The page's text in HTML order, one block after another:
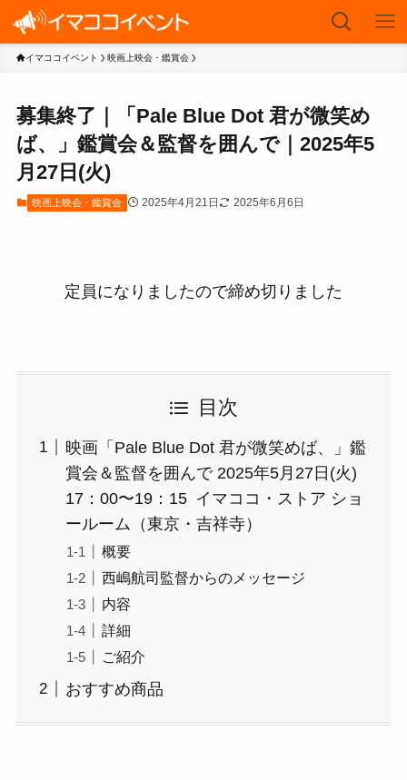
イマココイベント 映画上映会・鑑賞会
募集終了｜「Pale Blue Dot 君が微笑め
ば、」鑑賞会＆監督を囲んで｜2025年5
月27日(火)
映画上映会・鑑賞会 2025年4月21日 2025年6月6日
定員になりましたので締め切りました
目次
映画「Pale Blue Dot 君が微笑めば、」鑑
賞会＆監督を囲んで 2025年5月27日(火)
17：00〜19：15 イマココ・ストア ショ
ールーム（東京・吉祥寺）
概要
西嶋航司監督からのメッセージ
内容
詳細
ご紹介
おすすめ商品